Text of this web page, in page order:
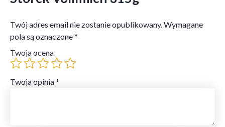
Twój adres email nie zostanie opublikowany. Wymagane
pola są oznaczone*
Twoja ocena
Twoja opinia*